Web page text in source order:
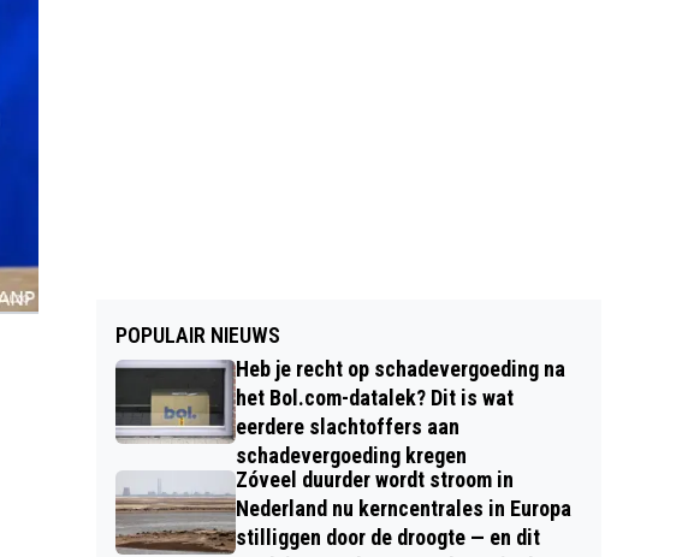
POPULAIR NIEUWS
Heb je recht op schadevergoeding na
het Bol.com-datalek? Dit is wat
eerdere slachtoffers aan
schadevergoeding kregen
Zóveel duurder wordt stroom in
Nederland nu kerncentrales in Europa
stilliggen door de droogte — en dit